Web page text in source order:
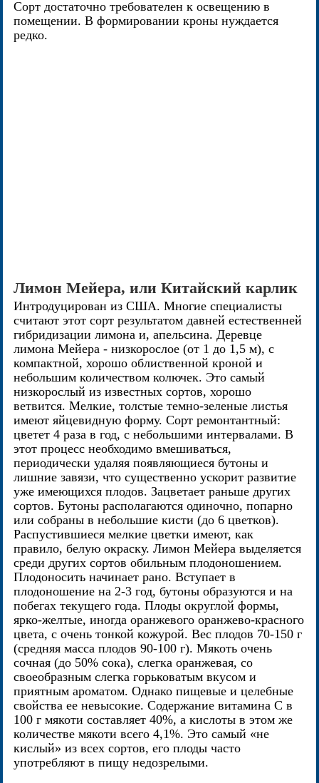
Сорт достаточно требователен к освещению в
помещении. В формировании кроны нуждается
редко.
Лимон Мейера, или Китайский карлик
Интродуцирован из США. Многие специалисты
считают этот сорт результатом давней естественней
гибридизации лимона и, апельсина. Деревце
лимона Мейера - низкорослое (от 1 до 1,5 м), с
компактной, хорошо облиственной кроной и
небольшим количеством колючек. Это самый
низкорослый из известных сортов, хорошо
ветвится. Мелкие, толстые темно-зеленые листья
имеют яйцевидную форму. Сорт ремонтантный:
цветет 4 раза в год, с небольшими интервалами. В
этот процесс необходимо вмешиваться,
периодически удаляя появляющиеся бутоны и
лишние завязи, что существенно ускорит развитие
уже имеющихся плодов. Зацветает раньше других
сортов. Бутоны располагаются одиночно, попарно
или собраны в небольшие кисти (до 6 цветков).
Распустившиеся мелкие цветки имеют, как
правило, белую окраску. Лимон Мейера выделяется
среди других сортов обильным плодоношением.
Плодоносить начинает рано. Вступает в
плодоношение на 2-3 год, бутоны образуются и на
побегах текущего года. Плоды округлой формы,
ярко-желтые, иногда оранжевого оранжево-красного
цвета, с очень тонкой кожурой. Вес плодов 70-150 г
(средняя масса плодов 90-100 г). Мякоть очень
сочная (до 50% сока), слегка оранжевая, со
своеобразным слегка горьковатым вкусом и
приятным ароматом. Однако пищевые и целебные
свойства ее невысокие. Содержание витамина С в
100 г мякоти составляет 40%, а кислоты в этом же
количестве мякоти всего 4,1%. Это самый «не
кислый» из всех сортов, его плоды часто
употребляют в пищу недозрелыми.